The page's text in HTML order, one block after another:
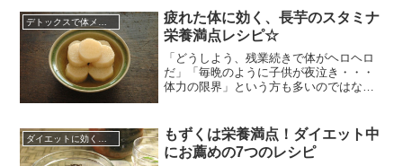
デトックスで体メンテナンス
疲れた体に効く、長芋のスタミナ
栄養満点レシピ☆
「どうしよう、残業続きで体がヘロヘロ
だ」「毎晩のように子供が夜泣き・・・
体力の限界」という方も多いのではない
日疲れて溜息ばかりついていては、人生
楽しくありません！体の内側からパワー
がみなぎってくるような、生き生きとし
ダイエットに効くレシピ
もずくは栄養満点！ダイエット中
にお薦めの7つのレシピ